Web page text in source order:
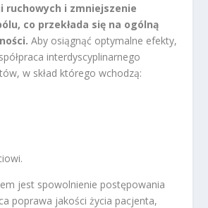
ruchowych i zmniejszenie
co przekłada się na ogólną
Aby osiągnąć optymalne efekty,
interdyscyplinarnego
w skład którego wchodzą:
jest spowolnienie postępowania
poprawa jakości życia pacjenta,